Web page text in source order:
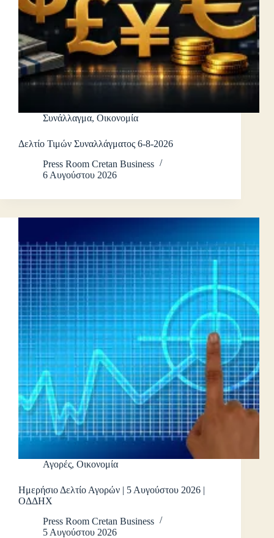
Συνάλλαγμα, Οικονομία
Δελτίο Τιμών Συναλλάγματος 6-8-2026
Press Room Cretan Business
6 Αυγούστου 2026
Αγορές, Οικονομία
Ημερήσιο Δελτίο Αγορών | 5 Αυγούστου 2026 |
ΟΔΔΗΧ
Press Room Cretan Business
5 Αυγούστου 2026